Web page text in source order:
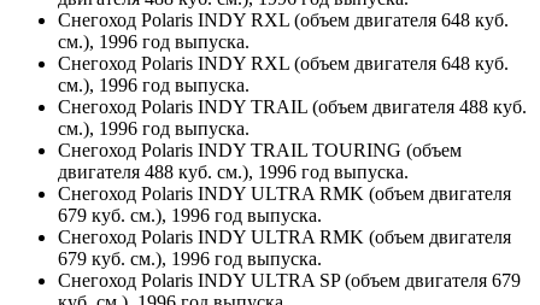
Снегоход Polaris INDY RXL (объем двигателя 648 куб.
см.), 1996 год выпуска.
Снегоход Polaris INDY RXL (объем двигателя 648 куб.
см.), 1996 год выпуска.
Снегоход Polaris INDY TRAIL (объем двигателя 488 куб.
см.), 1996 год выпуска.
Снегоход Polaris INDY TRAIL TOURING (объем
двигателя 488 куб. см.), 1996 год выпуска.
Снегоход Polaris INDY ULTRA RMK (объем двигателя
679 куб. см.), 1996 год выпуска.
Снегоход Polaris INDY ULTRA RMK (объем двигателя
679 куб. см.), 1996 год выпуска.
Снегоход Polaris INDY ULTRA SP (объем двигателя 679